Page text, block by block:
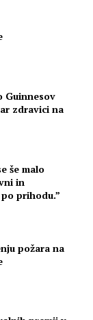
Guinnesov
zdravici na
še malo
in
prihodu.”
požara na